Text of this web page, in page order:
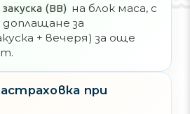
закуска (BB) на блок маса, с
за
+ вечеря) за още
при